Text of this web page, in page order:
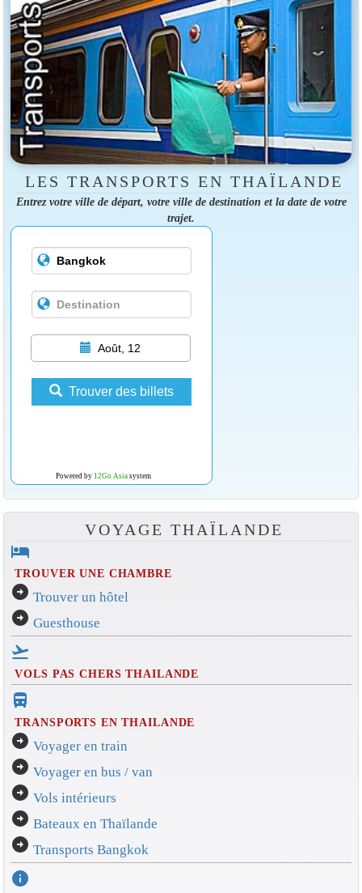
LES TRANSPORTS EN THAÏLANDE
Entrez votre ville de départ, votre ville de destination et la date de votre
trajet.
Août, 12
Trouver des billets
Powered by 12Go Asiasystem
VOYAGE THAÏLANDE
hotel
TROUVER UNE CHAMBRE
arrow_circle_right Trouver un hôtel
arrow_circle_right Guesthouse
flight_takeoff
VOLS PAS CHERS THAILANDE
directions_bus_filled
TRANSPORTS EN THAILANDE
arrow_circle_right Voyager en train
arrow_circle_right Voyager en bus / van
arrow_circle_right Vols intérieurs
arrow_circle_right Bateaux en Thaïlande
arrow_circle_right Transports Bangkok
info